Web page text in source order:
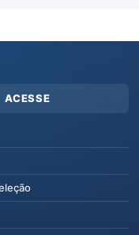
ACESSE